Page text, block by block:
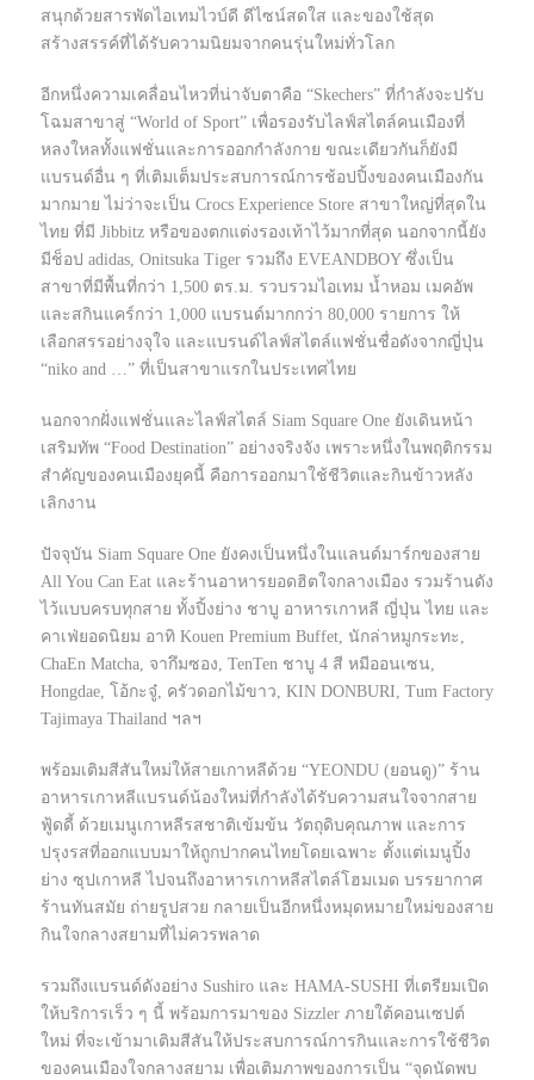
สนุกด้วยสารพัดไอเทมไวบ์ดี ดีไซน์สดใส และของใช้สุด
สร้างสรรค์ที่ได้รับความนิยมจากคนรุ่นใหม่ทั่วโลก
อีกหนึ่งความเคลื่อนไหวที่น่าจับตาคือ “Skechers” ที่กำลังจะปรับ
โฉมสาขาสู่ “World of Sport” เพื่อรองรับไลฟ์สไตล์คนเมืองที่
หลงใหลทั้งแฟชั่นและการออกกำลังกาย ขณะเดียวกันก็ยังมี
แบรนด์อื่น ๆ ที่เติมเต็มประสบการณ์การช้อปปิ้งของคนเมืองกัน
มากมาย ไม่ว่าจะเป็น Crocs Experience Store สาขาใหญ่ที่สุดใน
ไทย ที่มี Jibbitz หรือของตกแต่งรองเท้าไว้มากที่สุด นอกจากนี้ยัง
มีช็อป adidas, Onitsuka Tiger รวมถึง EVEANDBOY ซึ่งเป็น
สาขาที่มีพื้นที่กว่า 1,500 ตร.ม. รวบรวมไอเทม น้ำหอม เมคอัพ
และสกินแคร์กว่า 1,000 แบรนด์มากกว่า 80,000 รายการ ให้
เลือกสรรอย่างจุใจ และแบรนด์ไลฟ์สไตล์แฟชั่นชื่อดังจากญี่ปุ่น
“niko and …” ที่เป็นสาขาแรกในประเทศไทย
นอกจากฝั่งแฟชั่นและไลฟ์สไตล์ Siam Square One ยังเดินหน้า
เสริมทัพ “Food Destination” อย่างจริงจัง เพราะหนึ่งในพฤติกรรม
สำคัญของคนเมืองยุคนี้ คือการออกมาใช้ชีวิตและกินข้าวหลัง
เลิกงาน
ปัจจุบัน Siam Square One ยังคงเป็นหนึ่งในแลนด์มาร์กของสาย
All You Can Eat และร้านอาหารยอดฮิตใจกลางเมือง รวมร้านดัง
ไว้แบบครบทุกสาย ทั้งปิ้งย่าง ชาบู อาหารเกาหลี ญี่ปุ่น ไทย และ
คาเฟ่ยอดนิยม อาทิ Kouen Premium Buffet, นักล่าหมูกระทะ,
ChaEn Matcha, จากึมซอง, TenTen ชาบู 4 สี หมีออนเซน,
Hongdae, โอ้กะจู๋, ครัวดอกไม้ขาว, KIN DONBURI, Tum Factory
Tajimaya Thailand ฯลฯ
พร้อมเติมสีสันใหม่ให้สายเกาหลีด้วย “YEONDU (ยอนดู)” ร้าน
อาหารเกาหลีแบรนด์น้องใหม่ที่กำลังได้รับความสนใจจากสาย
ฟู้ดดี้ ด้วยเมนูเกาหลีรสชาติเข้มข้น วัตถุดิบคุณภาพ และการ
ปรุงรสที่ออกแบบมาให้ถูกปากคนไทยโดยเฉพาะ ตั้งแต่เมนูปิ้ง
ย่าง ซุปเกาหลี ไปจนถึงอาหารเกาหลีสไตล์โฮมเมด บรรยากาศ
ร้านทันสมัย ถ่ายรูปสวย กลายเป็นอีกหนึ่งหมุดหมายใหม่ของสาย
กินใจกลางสยามที่ไม่ควรพลาด
รวมถึงแบรนด์ดังอย่าง Sushiro และ HAMA-SUSHI ที่เตรียมเปิด
ให้บริการเร็ว ๆ นี้ พร้อมการมาของ Sizzler ภายใต้คอนเซปต์
ใหม่ ที่จะเข้ามาเติมสีสันให้ประสบการณ์การกินและการใช้ชีวิต
ของคนเมืองใจกลางสยาม เพื่อเติมภาพของการเป็น “จุดนัดพบ